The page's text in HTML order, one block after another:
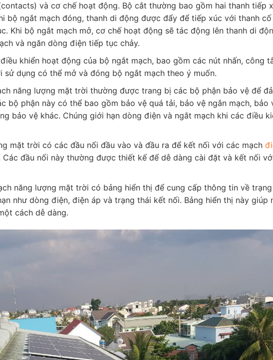
và cơ chế hoạt động. Bộ cắt thường bao gồm hai thanh tiếp
bộ ngắt mạch đóng, thanh di động được đẩy để tiếp xúc với thanh
Khi bộ ngắt mạch mở, cơ chế hoạt động sẽ tác động lên thanh di
và ngăn dòng điện tiếp tục chảy.
khiển hoạt động của bộ ngắt mạch, bao gồm các nút nhấn, công
dụng có thể mở và đóng bộ ngắt mạch theo ý muốn.
năng lượng mặt trời thường được trang bị các bộ phận bảo vệ để
bộ phận này có thể bao gồm bảo vệ quá tải, bảo vệ ngắn mạch, bảo
bảo vệ khác. Chúng giới hạn dòng điện và ngắt mạch khi các điều
mặt trời có các đầu nối đầu vào và đầu ra để kết nối với các mạch
đầu nối này thường được thiết kế để dễ dàng cài đặt và kết nối
năng lượng mặt trời có bảng hiển thị để cung cấp thông tin về
như dòng điện, điện áp và trạng thái kết nối. Bảng hiển thị này giúp
cách dễ dàng.